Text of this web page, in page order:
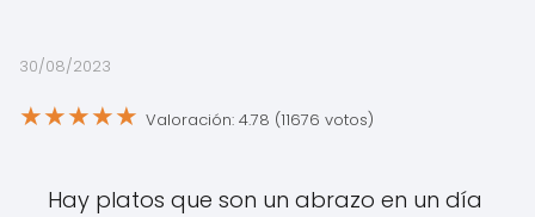
30/08/2023
★★★★★ Valoración: 4.78 (11676 votos)
Hay platos que son un abrazo en un día